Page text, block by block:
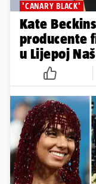
'CANARY BLACK'
Kate
producente
u Lijepoj